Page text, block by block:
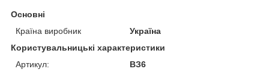
Основні
Країна виробник
Україна
Користувальницькі характеристики
Артикул:
ВЗ6